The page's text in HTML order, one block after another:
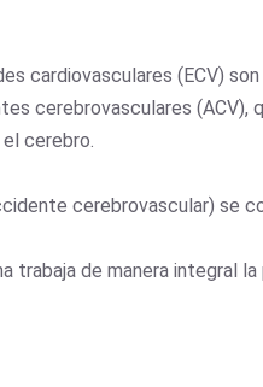
cardiovasculares (ECV)
cerebrovasculares
cerebro.
cerebrovascular) se
trabaja de manera integral